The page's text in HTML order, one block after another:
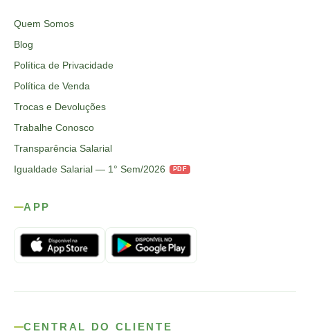
Quem Somos
Blog
Política de Privacidade
Política de Venda
Trocas e Devoluções
Trabalhe Conosco
Transparência Salarial
Igualdade Salarial — 1° Sem/2026
PDF
APP
CENTRAL DO CLIENTE